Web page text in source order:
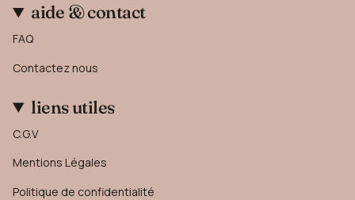
aide & contact
FAQ
Contactez nous
liens utiles
C.G.V
Mentions Légales
Politique de confidentialité